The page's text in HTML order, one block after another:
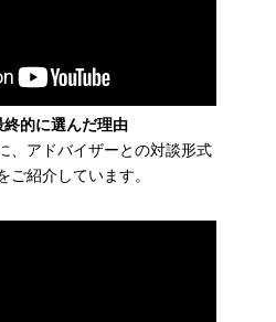
的に選んだ理由
、アドバイザーとの対談形式
ご紹介しています。